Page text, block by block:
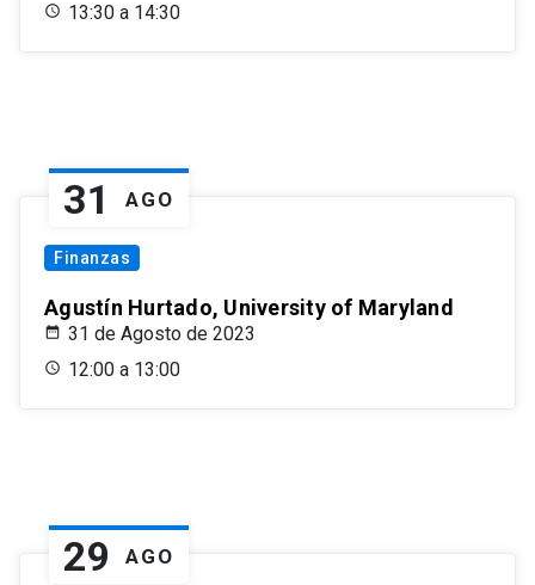
13:30 a 14:30
31 AGO
Finanzas
Agustín Hurtado, University of Maryland
31 de Agosto de 2023
12:00 a 13:00
29 AGO